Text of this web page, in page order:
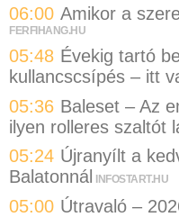
06:00 Amikor a
FERFIHANG.HU
05:48 Évekig tartó
kullancscsípés – itt
05:36 Baleset – Az
ilyen rolleres szaltót
05:24 Újranyílt a
Balatonnál
INFOSTART.HU
05:00 Útravaló –